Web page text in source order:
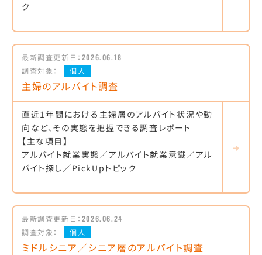
ク
最新調査更新日： 2026.06.18
調査対象：
個人
主婦のアルバイト調査
直近1年間における主婦層のアルバイト状況や動
向など、その実態を把握できる調査レポート
【主な項目】
アルバイト就業実態／アルバイト就業意識／アル
バイト探し／PickUpトピック
最新調査更新日： 2026.06.24
調査対象：
個人
ミドルシニア／シニア層のアルバイト調査